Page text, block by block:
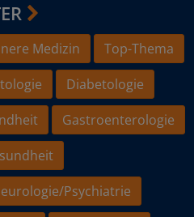
Medizin
Top-Thema
Diabetologie
Gastroenterologie
Psychiatrie